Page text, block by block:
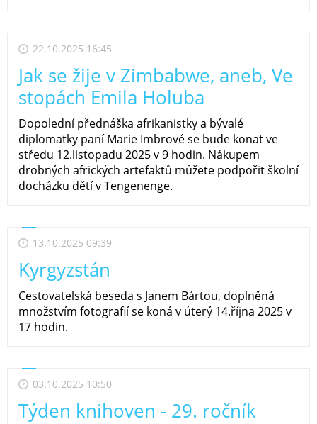
22.10.2025 16:45
Jak se žije v Zimbabwe, aneb, Ve
stopách Emila Holuba
Dopolední přednáška afrikanistky a bývalé
diplomatky paní Marie Imbrové se bude konat ve
středu 12.listopadu 2025 v 9 hodin. Nákupem
drobných afrických artefaktů můžete podpořit školní
docházku dětí v Tengenenge.
13.10.2025 09:39
Kyrgyzstán
Cestovatelská beseda s Janem Bártou, doplněná
množstvím fotografií se koná v úterý 14.října 2025 v
17 hodin.
03.10.2025 10:50
Týden knihoven - 29. ročník